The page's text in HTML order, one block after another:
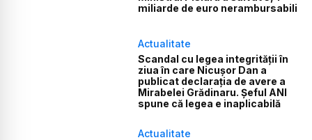
miliarde de euro nerambursabili
Actualitate
Scandal cu legea integrității în
ziua în care Nicușor Dan a
publicat declarația de avere a
Mirabelei Grădinaru. Șeful ANI
spune că legea e inaplicabilă
Actualitate